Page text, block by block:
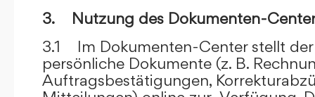
3. Nutzung des Dokumenten-
3.1 Im Dokumenten-Center stellt
persönliche Dokumente (z. B.
Auftragsbestätigungen,